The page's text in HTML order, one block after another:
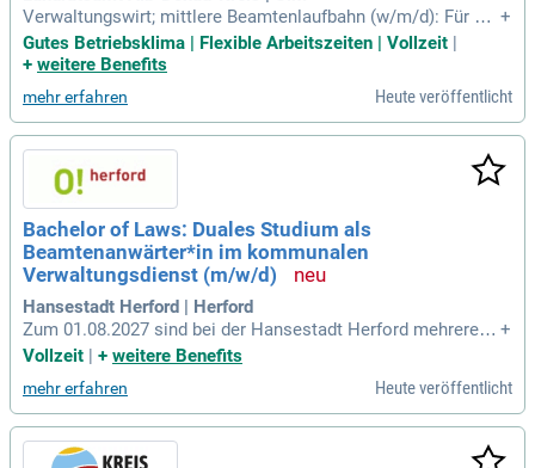
Verwaltungswirt; mittlere Beamtenlaufbahn (w/m/d): Für da
s Ausbildungsjahr 2027. Der Beruf für Nachwuchskräfte, die
in einem vielfältigen, interessanten und lebensnahen Aufgab
n.
+
Gutes Betriebsklima | Flexible Arbeitszeiten | Vollzeit
+ weitere Benefits
mehr erfahren Heute veröffentlicht
Bachelor of Laws: Duales Studium als
Beamtenanwärter*in im kommunalen
Verwaltungsdienst (m/w/d)
Hansestadt Herford | Herford
Zum 01.08.2027 sind bei der Hansestadt Herford mehrere A
usbildungsplätze in folgendem Beruf zu besetzen: Bachelor
unalen Verwaltungsdienst (m/w/d): Der Umgang mit Mensc
hen macht Ihnen Spaß, Sie haben
+
Vollzeit | + weitere Benefits
mehr erfahren Heute veröffentlicht